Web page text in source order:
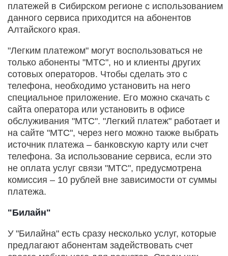
платежей в Сибирском регионе с использованием
данного сервиса приходится на абонентов
Алтайского края.
"Легким платежом" могут воспользоваться не
только абоненты "МТС", но и клиенты других
сотовых операторов. Чтобы сделать это с
телефона, необходимо установить на него
специальное приложение. Его можно скачать с
сайта оператора или установить в офисе
обслуживания "МТС". "Легкий платеж" работает и
на сайте "МТС", через него можно также выбрать
источник платежа – банковскую карту или счет
телефона. За использование сервиса, если это
не оплата услуг связи "МТС", предусмотрена
комиссия – 10 рублей вне зависимости от суммы
платежа.
"Билайн"
У "Билайна" есть сразу несколько услуг, которые
предлагают абонентам задействовать счет